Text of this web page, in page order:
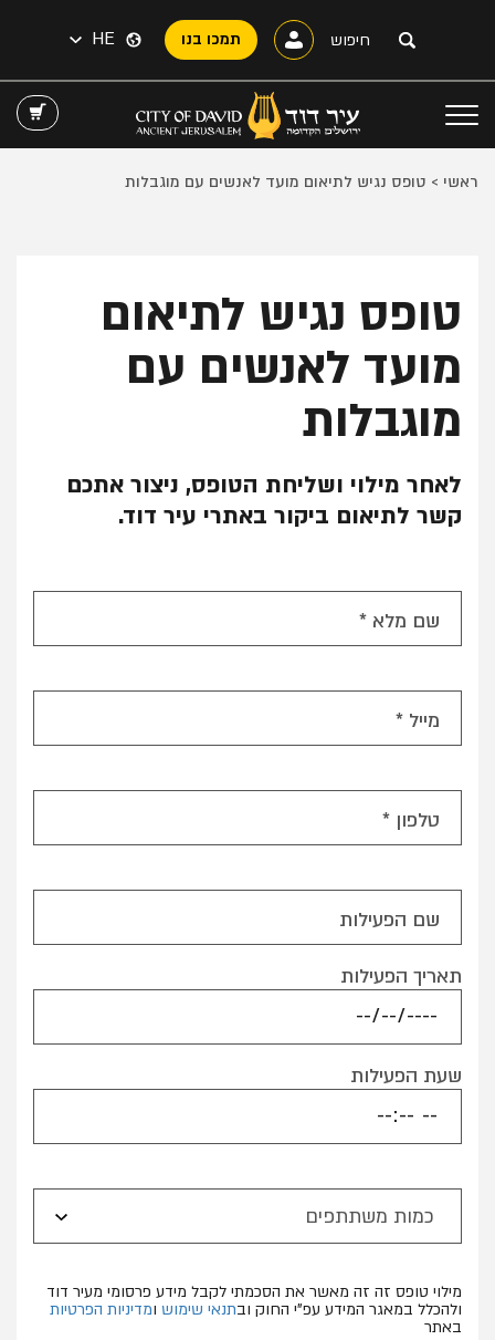
תמכו בנו HE
ראשי > טופס נגיש לתיאום מועד לאנשים עם מוגבלות
טופס נגיש לתיאום
מועד לאנשים עם
מוגבלות
לאחר מילוי ושליחת הטופס, ניצור אתכם
קשר לתיאום ביקור באתרי עיר דוד.
שם מלא *
מייל *
טלפון *
שם הפעילות
תאריך הפעילות
שעת הפעילות
כמות משתתפים
מילוי טופס זה זה מאשר את הסכמתי לקבל מידע פרסומי מעיר דוד
ולהכלל במאגר המידע עפ"י החוק ובתנאי שימוש ומדיניות הפרטיות
באתר